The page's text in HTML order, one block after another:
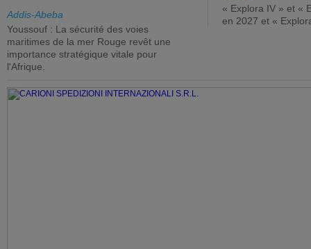
Addis-Abeba
Youssouf : La sécurité des voies
maritimes de la mer Rouge revêt une
importance stratégique vitale pour
l'Afrique.
« Explora IV » et «
en 2027 et «